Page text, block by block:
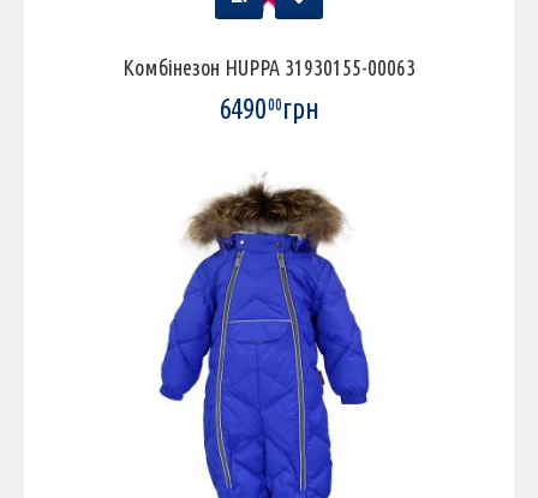
Комбінезон HUPPA 31930155-00063
649000грн